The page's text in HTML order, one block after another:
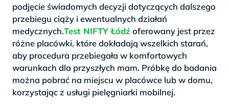
podjęcie świadomych decyzji dotyczących dalszego
przebiegu ciąży i ewentualnych działań
medycznych.Test NIFTY Łódźoferowany jest przez
różne placówki, które dokładają wszelkich starań,
aby procedura przebiegała w komfortowych
warunkach dla przyszłych mam. Próbkę do badania
można pobrać na miejscu w placówce lub w domu,
korzystając z usługi pielęgniarki mobilnej.